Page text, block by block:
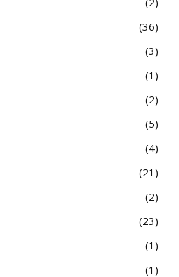
36
3
1
2
5
4
21
2
23
1
1